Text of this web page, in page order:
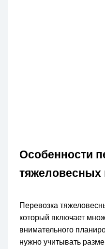
Особенности
тяжеловесных
Перевозка
который включает
внимательного
нужно учитывать